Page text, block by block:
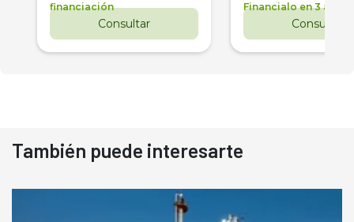
financiación
Consultar
Financialo en 3 años
Consultar
También puede interesarte